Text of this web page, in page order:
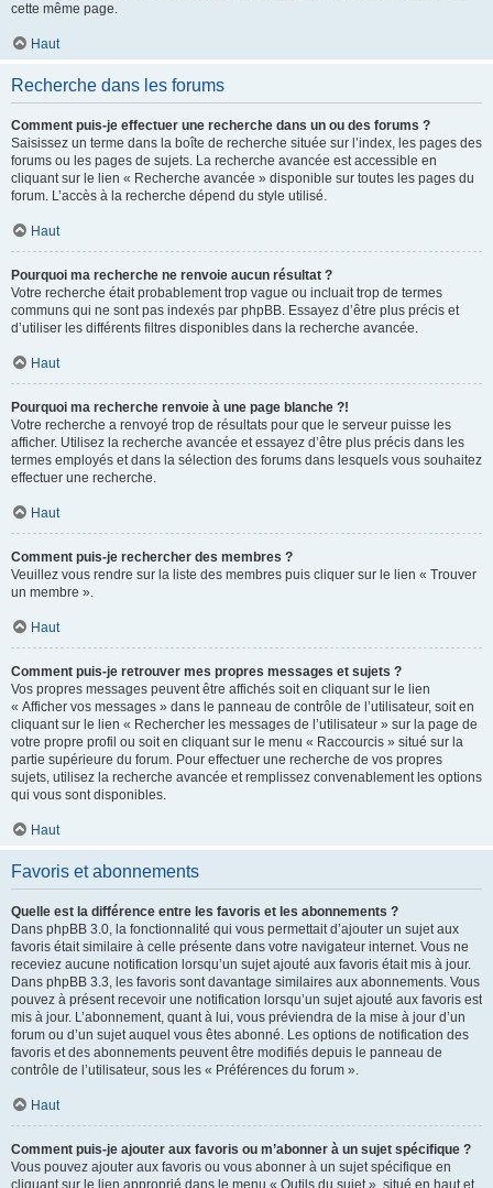
cette même page.
Haut
Recherche dans les forums
Comment puis-je effectuer une recherche dans un ou des forums ?
Saisissez un terme dans la boîte de recherche située sur l’index, les pages des
forums ou les pages de sujets. La recherche avancée est accessible en
cliquant sur le lien « Recherche avancée » disponible sur toutes les pages du
forum. L’accès à la recherche dépend du style utilisé.
Haut
Pourquoi ma recherche ne renvoie aucun résultat ?
Votre recherche était probablement trop vague ou incluait trop de termes
communs qui ne sont pas indexés par phpBB. Essayez d’être plus précis et
d’utiliser les différents filtres disponibles dans la recherche avancée.
Haut
Pourquoi ma recherche renvoie à une page blanche ?!
Votre recherche a renvoyé trop de résultats pour que le serveur puisse les
afficher. Utilisez la recherche avancée et essayez d’être plus précis dans les
termes employés et dans la sélection des forums dans lesquels vous souhaitez
effectuer une recherche.
Haut
Comment puis-je rechercher des membres ?
Veuillez vous rendre sur la liste des membres puis cliquer sur le lien « Trouver
un membre ».
Haut
Comment puis-je retrouver mes propres messages et sujets ?
Vos propres messages peuvent être affichés soit en cliquant sur le lien
« Afficher vos messages » dans le panneau de contrôle de l’utilisateur, soit en
cliquant sur le lien « Rechercher les messages de l’utilisateur » sur la page de
votre propre profil ou soit en cliquant sur le menu « Raccourcis » situé sur la
partie supérieure du forum. Pour effectuer une recherche de vos propres
sujets, utilisez la recherche avancée et remplissez convenablement les options
qui vous sont disponibles.
Haut
Favoris et abonnements
Quelle est la différence entre les favoris et les abonnements ?
Dans phpBB 3.0, la fonctionnalité qui vous permettait d’ajouter un sujet aux
favoris était similaire à celle présente dans votre navigateur internet. Vous ne
receviez aucune notification lorsqu’un sujet ajouté aux favoris était mis à jour.
Dans phpBB 3.3, les favoris sont davantage similaires aux abonnements. Vous
pouvez à présent recevoir une notification lorsqu’un sujet ajouté aux favoris est
mis à jour. L’abonnement, quant à lui, vous préviendra de la mise à jour d’un
forum ou d’un sujet auquel vous êtes abonné. Les options de notification des
favoris et des abonnements peuvent être modifiés depuis le panneau de
contrôle de l’utilisateur, sous les « Préférences du forum ».
Haut
Comment puis-je ajouter aux favoris ou m’abonner à un sujet spécifique ?
Vous pouvez ajouter aux favoris ou vous abonner à un sujet spécifique en
cliquant sur le lien approprié dans le menu « Outils du sujet », situé en haut et